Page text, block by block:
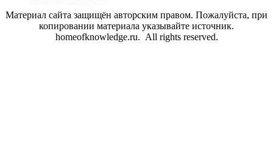
Материал сайта защищён авторским правом. Пожалуйста, при
копировании материала указывайте источник.
homeofknowledge.ru. All rights reserved.